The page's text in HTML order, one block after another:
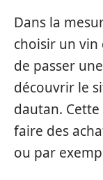
Dans la
choisir un vin
de passer
découvrir le
dautan.
faire des
ou par